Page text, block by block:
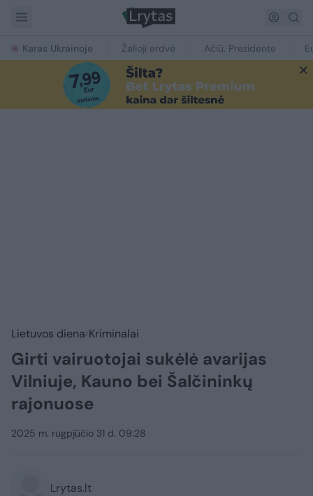
Karas Ukrainoje Žalioji erdvė Ačiū, Prezidente
Lietuvos diena Kriminalai
Girti vairuotojai sukėlė avarijas
Vilniuje, Kauno bei Šalčininkų
rajonuose
2025 m. rugpjūčio 31 d. 09:28
Lrytas.lt